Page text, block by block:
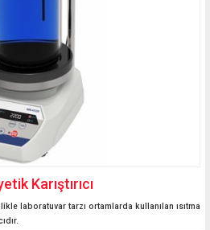
Karıştırıcı
laboratuvar tarzı ortamlarda kullanılan ısıtma